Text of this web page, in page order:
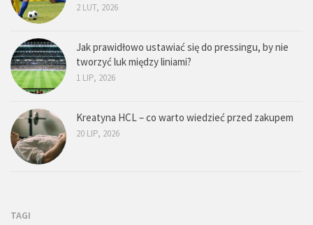
2 LUT, 2026
Jak prawidłowo ustawiać się do pressingu, by nie
tworzyć luk między liniami?
1 LIP, 2026
Kreatyna HCL – co warto wiedzieć przed zakupem
20 LIP, 2026
TAGI